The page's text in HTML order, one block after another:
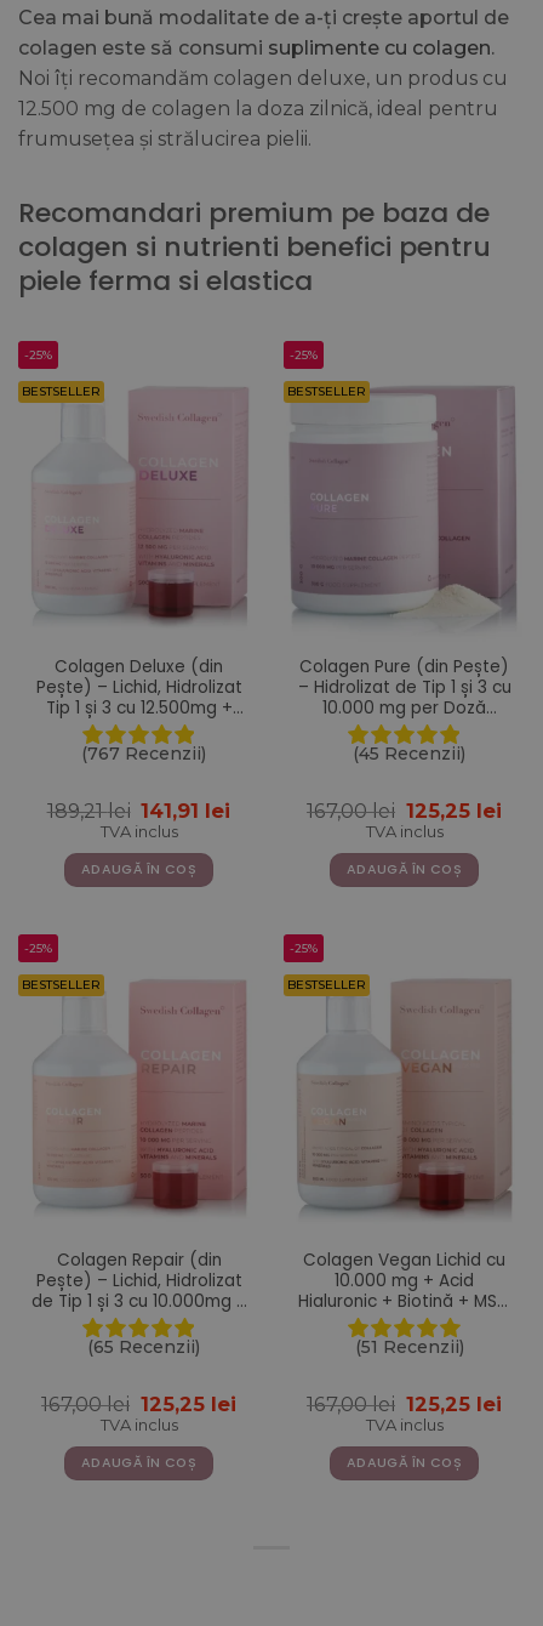
Cea mai bună modalitate de a-ți crește aportul de
colagen este să consumi suplimente cu colagen.
Noi îți recomandăm colagen deluxe, un produs cu
12.500 mg de colagen la doza zilnică, ideal pentru
frumusețea și strălucirea pielii.
Recomandari premium pe baza de
colagen si nutrienti benefici pentru
piele ferma si elastica
-25%
BESTSELLER
Colagen Deluxe (din
Pește) – Lichid, Hidrolizat
Tip 1 și 3 cu 12.500mg +
Acid Hialuronic 75 mg +
Biotină 5000 mcg + MSM +
Zinc + Siliciu + Vitamine –
(767 Recenzii)
189,21lei Prețul
inițial
a
fost:
189,21 lei.
141,91 lei
TVA inclus
ADAUGĂ ÎN COȘ
-25%
BESTSELLER
Colagen Pure (din Pește)
– Hidrolizat de Tip 1 și 3 cu
10.000 mg per Doză
Zilnică – Sub formă de
Pulbere cu 300 g
(45 Recenzii)
167,00lei Prețul
inițial
a
fost:
167,00 lei.
125,25 lei
TVA inclus
ADAUGĂ ÎN COȘ
-25%
BESTSELLER
Colagen Repair (din
Pește) – Lichid, Hidrolizat
de Tip 1 și 3 cu 10.000mg +
Acid Hialuronic + Biotină +
MSM + Zinc + Siliciu +
Vitamine – 500ml
(65 Recenzii)
167,00lei Prețul
inițial
a
fost:
167,00 lei.
125,25 leiPrețul
TVA inclus
ADAUGĂ ÎN COȘ
-25%
BESTSELLER
Colagen Vegan Lichid cu
10.000 mg + Acid
Hialuronic + Biotină + MSM
+ Zinc + Siliciu + Seleniu +
Vitamine – 500 ml
(51 Recenzii)
167,00lei Prețul
inițial
a
fost:
167,00 lei.
125,25 lei
TVA inclus
ADAUGĂ ÎN COȘ